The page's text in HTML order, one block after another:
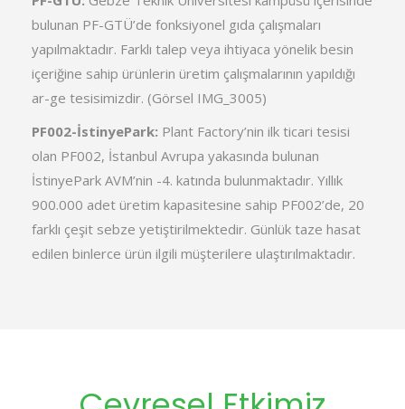
bulunan PF-GTÜ’de fonksiyonel gıda çalışmaları
yapılmaktadır. Farklı talep veya ihtiyaca yönelik besin
içeriğine sahip ürünlerin üretim çalışmalarının yapıldığı
ar-ge tesisimizdir. (Görsel IMG_3005)
PF002-İstinyePark: Plant Factory’nin ilk ticari tesisi
olan PF002, İstanbul Avrupa yakasında bulunan
İstinyePark AVM’nin -4. katında bulunmaktadır. Yıllık
900.000 adet üretim kapasitesine sahip PF002’de, 20
farklı çeşit sebze yetiştirilmektedir. Günlük taze hasat
edilen binlerce ürün ilgili müşterilere ulaştırılmaktadır.